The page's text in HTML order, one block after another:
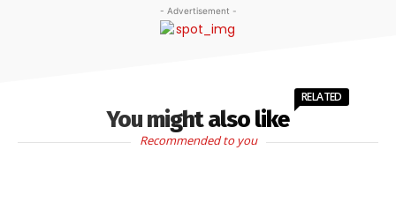
- Advertisement -
You might also like
RELATED
Recommended to you